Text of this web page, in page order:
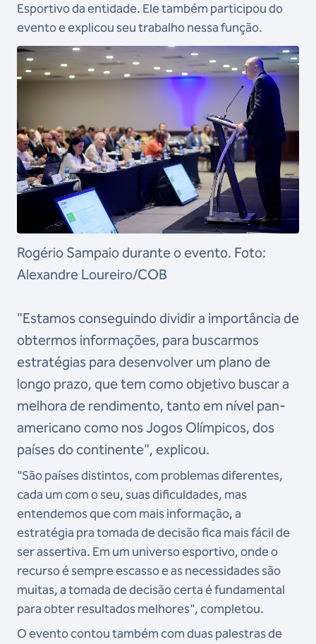
Esportivo da entidade. Ele também participou do
evento e explicou seu trabalho nessa função.
Rogério Sampaio durante o evento. Foto:
Alexandre Loureiro/COB
"Estamos conseguindo dividir a importância de
obtermos informações, para buscarmos
estratégias para desenvolver um plano de
longo prazo, que tem como objetivo buscar a
melhora de rendimento, tanto em nível pan-
americano como nos Jogos Olímpicos, dos
países do continente", explicou.
"São países distintos, com problemas diferentes,
cada um com o seu, suas dificuldades, mas
entendemos que com mais informação, a
estratégia pra tomada de decisão fica mais fácil de
ser assertiva. Em um universo esportivo, onde o
recurso é sempre escasso e as necessidades são
muitas, a tomada de decisão certa é fundamental
para obter resultados melhores", completou.
O evento contou também com duas palestras de